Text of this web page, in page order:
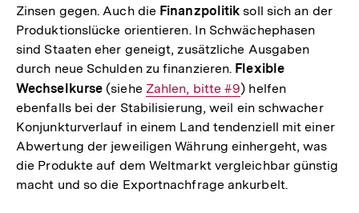
Zinsen gegen. Auch die Finanzpolitik soll sich an der
Produktionslücke orientieren. In Schwächephasen
sind Staaten eher geneigt, zusätzliche Ausgaben
durch neue Schulden zu finanzieren. Flexible
Wechselkurse (siehe Interner
Link:
Zahlen, bitte #9) helfen
ebenfalls bei der Stabilisierung, weil ein schwacher
Konjunkturverlauf in einem Land tendenziell mit einer
Abwertung der jeweiligen Währung einhergeht, was
die Produkte auf dem Weltmarkt vergleichbar günstig
macht und so die Exportnachfrage ankurbelt.